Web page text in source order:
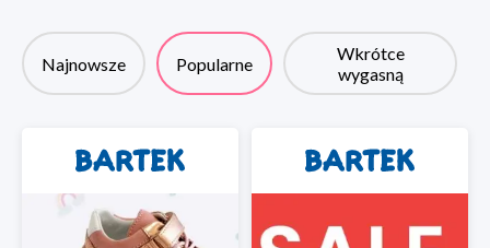
Najnowsze Popularne
Wkrótce
wygasną